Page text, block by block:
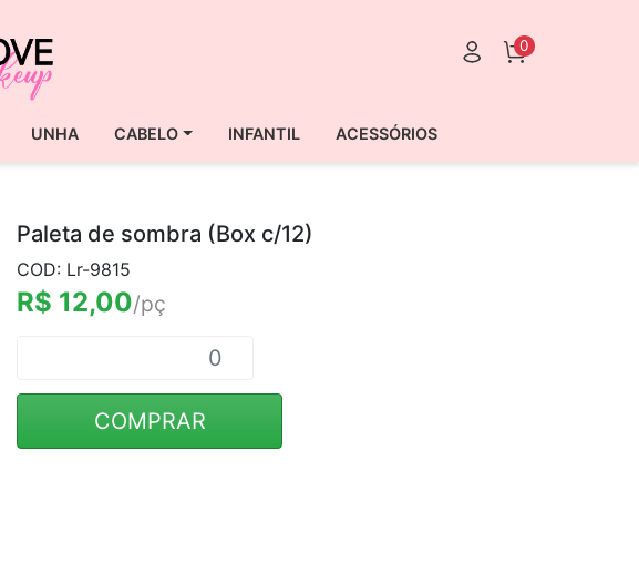
0
UNHA CABELO INFANTIL ACESSÓRIOS
Paleta de sombra (Box c/12)
COD: Lr-9815
R$ 12,00/pç
COMPRAR